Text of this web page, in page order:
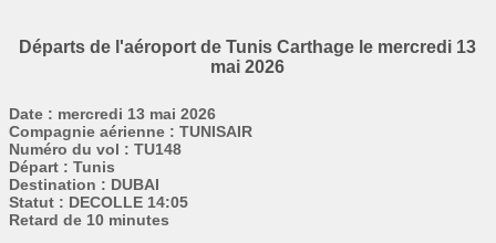
Départs de l'aéroport de Tunis Carthage le mercredi 13
mai 2026
Date : mercredi 13 mai 2026
Compagnie aérienne : TUNISAIR
Numéro du vol : TU148
Départ : Tunis
Destination : DUBAI
Statut : DECOLLE 14:05
Retard de 10 minutes